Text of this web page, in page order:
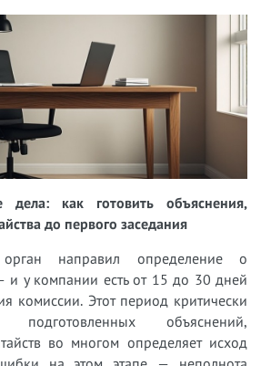
дела: как готовить объяснения,
до первого заседания
орган направил определение о
и у компании есть от 15 до 30 дней
комиссии. Этот период критически
подготовленных объяснений,
во многом определяет исход